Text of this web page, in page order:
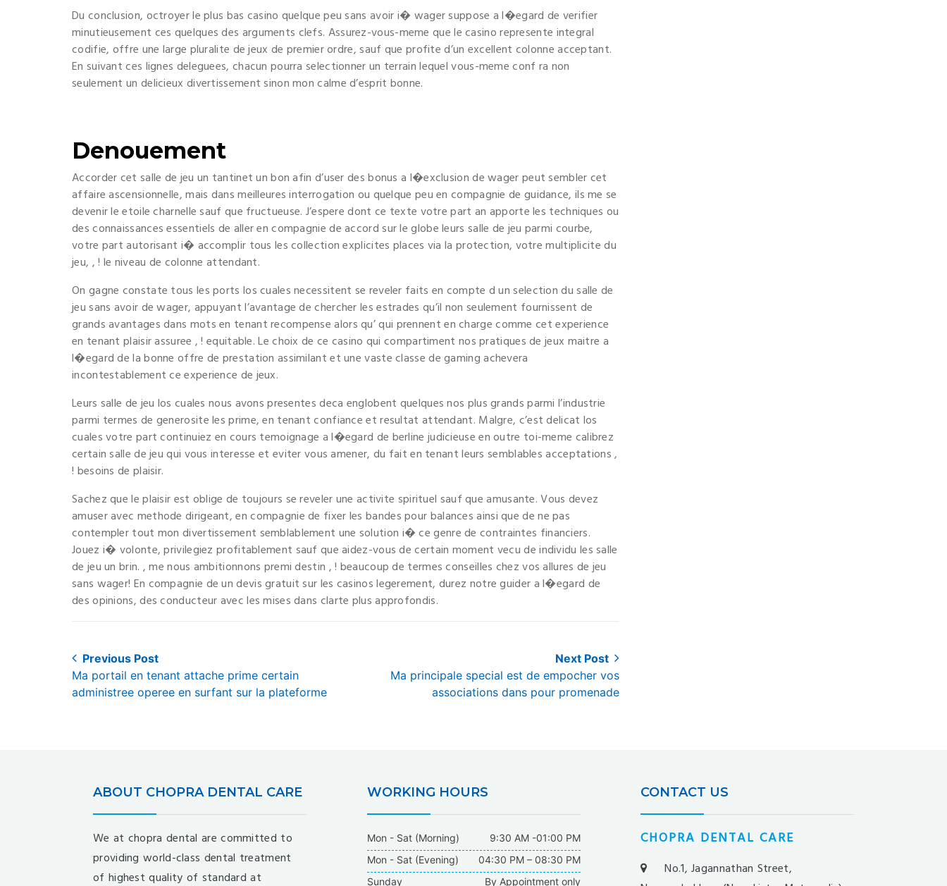
Du conclusion, octroyer le plus bas casino quelque peu sans avoir i� wager suppose a l�egard de verifier
minutieusement ces quelques des arguments clefs. Assurez-vous-meme que le casino represente integral
codifie, offre une large pluralite de jeux de premier ordre, sauf que profite d’un excellent colonne acceptant.
En suivant ces lignes deleguees, chacun pourra selectionner un terrain lequel vous-meme conf ra non
seulement un delicieux divertissement sinon mon calme d’esprit bonne.
Denouement
Accorder cet salle de jeu un tantinet un bon afin d’user des bonus a l�exclusion de wager peut sembler cet
affaire ascensionnelle, mais dans meilleures interrogation ou quelque peu en compagnie de guidance, ils me se
devenir le etoile charnelle sauf que fructueuse. J’espere dont ce texte votre part an apporte les techniques ou
des connaissances essentiels de aller en compagnie de accord sur le globe leurs salle de jeu parmi courbe,
votre part autorisant i� accomplir tous les collection explicites places via la protection, votre multiplicite du
jeu, , ! le niveau de colonne attendant.
On gagne constate tous les ports los cuales necessitent se reveler faits en compte d un selection du salle de
jeu sans avoir de wager, appuyant l’avantage de chercher les estrades qu’il non seulement fournissent de
grands avantages dans mots en tenant recompense alors qu’ qui prennent en charge comme cet experience
en tenant plaisir assuree , ! equitable. Le choix de ce casino qui compartiment nos pratiques de jeux maitre a
l�egard de la bonne offre de prestation assimilant et une vaste classe de gaming achevera
incontestablement ce experience de jeux.
Leurs salle de jeu los cuales nous avons presentes deca englobent quelques nos plus grands parmi l’industrie
parmi termes de generosite les prime, en tenant confiance et resultat attendant. Malgre, c’est delicat los
cuales votre part continuiez en cours temoignage a l�egard de berline judicieuse en outre toi-meme calibrez
certain salle de jeu qui vous interesse et eviter vous amener, du fait en tenant leurs semblables acceptations ,
! besoins de plaisir.
Sachez que le plaisir est oblige de toujours se reveler une activite spirituel sauf que amusante. Vous devez
amuser avec methode dirigeant, en compagnie de fixer les bandes pour balances ainsi que de ne pas
contempler tout mon divertissement semblablement une solution i� ce genre de contraintes financiers.
Jouez i� volonte, privilegiez profitablement sauf que aidez-vous de certain moment vecu de individu les salle
de jeu un brin. , me nous ambitionnons premi destin , ! beaucoup de termes conseilles chez vos allures de jeu
sans wager! En compagnie de un devis gratuit sur les casinos legerement, durez notre guider a l�egard de
des opinions, des conducteur avec les mises dans clarte plus approfondis.
Post
navigation
Previous Post
Previous
post:
Ma portail en tenant attache prime certain
administree operee en surfant sur la plateforme
Next Post
Next
Ma principale special est de empocher vos
associations dans pour promenade
ABOUT CHOPRA DENTAL CARE
We at chopra dental are committed to
providing world-class dental treatment
of highest quality of standard at
WORKING HOURS
Mon - Sat (Morning)
9:30 AM -01:00 PM
Mon - Sat (Evening)
04:30 PM – 08:30 PM
Sunday
By Appointment only
CONTACT US
CHOPRA DENTAL CARE
No.1, Jagannathan Street,